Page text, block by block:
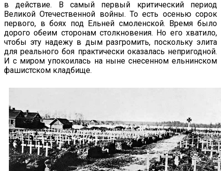
в действие. В самый первый критический период
Великой Отечественной войны. То есть осенью сорок
первого, в боях под Ельней смоленской. Время было
дорого обеим сторонам столкновения. Но его хватило,
чтобы эту надежу в дым разгромить, поскольку элита
для реального боя практически оказалась непригодной.
И с миром упокоилась на ныне снесенном ельнинском
фашистском кладбище.